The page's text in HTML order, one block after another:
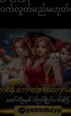
လက်လွတ်မည်မဟုတ်ပ